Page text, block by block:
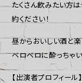
たくさん飲みたい方
約ください！
昼からおいしい酒と楽
ベロベロに酔っちゃ
【出演者プロフィール】